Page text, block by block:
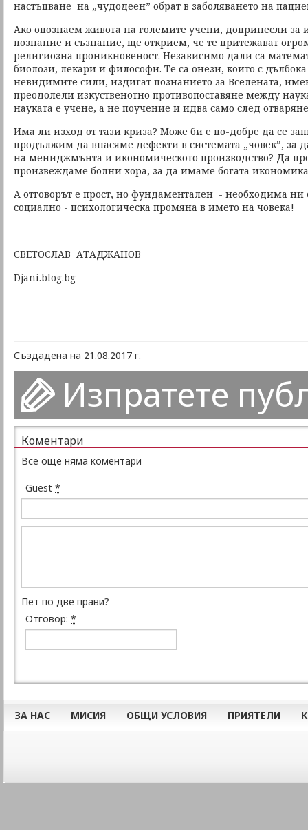
настъпване на „чудодеен” обрат в заболяването на
Ако опознаем живота на големите учени, допринесли за
познание и съзнание, ще открием, че те притежават
религиозна проникновеност. Независимо дали са
биолози, лекари и философи. Те са онези, които с
невидимите сили, издигат познанието за Вселената,
преодолели изкуственотно противопоставяне между
науката е учене, а не поучение и идва само след
Има ли изход от тази криза? Може би е по-добре да се
продължим да внасяме дефекти в системата „човек”, за
на мениджмънта и икономическото производство? Да
произвеждаме болни хора, за да имаме богата
А отговорът e прост, но фундаментален - необходима ни
социално - психологическа промяна в името на човека!
СВЕТОСЛАВ АТАДЖАНОВ
Djani.blog.bg
Създадена на 21.08.2017 г.
Изпратете
Коментари
Все още няма коментари
Guest *
Пет по две прави?
Отговор: *
ЗА НАС МИСИЯ ОБЩИ УСЛОВИЯ ПРИЯТЕЛИ